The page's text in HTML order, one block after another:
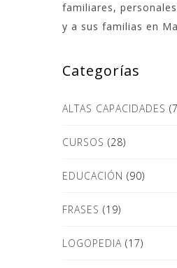
familiares,
y a sus familias en
Categorías
ALTAS CAPACIDADES
CURSOS (28)
EDUCACIÓN (90)
FRASES (19)
LOGOPEDIA (17)